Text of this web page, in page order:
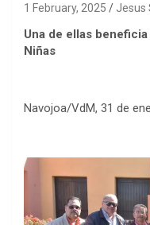
1 February, 2025 Jesus
Una de ellas
Niñas
Navojoa/VdM, 31 de